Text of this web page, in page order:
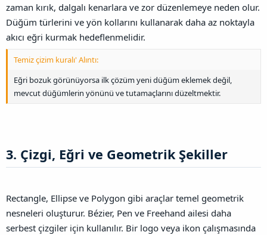
zaman kırık, dalgalı kenarlara ve zor düzenlemeye neden olur.
Düğüm türlerini ve yön kollarını kullanarak daha az noktayla
akıcı eğri kurmak hedeflenmelidir.
Temiz çizim kuralı' Alıntı:
Eğri bozuk görünüyorsa ilk çözüm yeni düğüm eklemek değil,
mevcut düğümlerin yönünü ve tutamaçlarını düzeltmektir.
3. Çizgi, Eğri ve Geometrik Şekiller​
Rectangle, Ellipse ve Polygon gibi araçlar temel geometrik
nesneleri oluşturur. Bézier, Pen ve Freehand ailesi daha
serbest çizgiler için kullanılır. Bir logo veya ikon çalışmasında